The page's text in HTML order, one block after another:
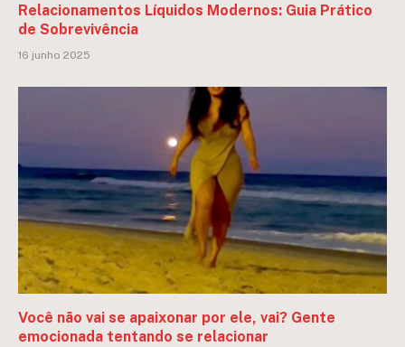
Relacionamentos Líquidos Modernos: Guia Prático
de Sobrevivência
16 junho 2025
Você não vai se apaixonar por ele, vai? Gente
emocionada tentando se relacionar